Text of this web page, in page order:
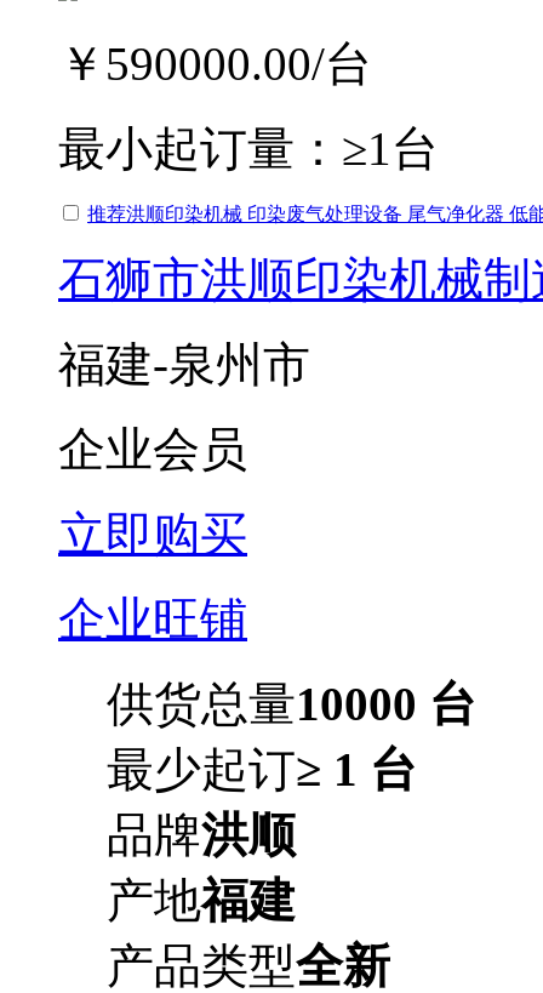
￥590000.00/台
最小起订量： ≥1台
推荐洪顺印染机械 印染废气处理设备 尾气净化器 低
石狮市洪顺印染机械
福建-泉州市
企业会员
立即购买
企业旺铺
供货总量10000 台
最少起订≥ 1 台
品牌洪顺
产地福建
产品类型全新